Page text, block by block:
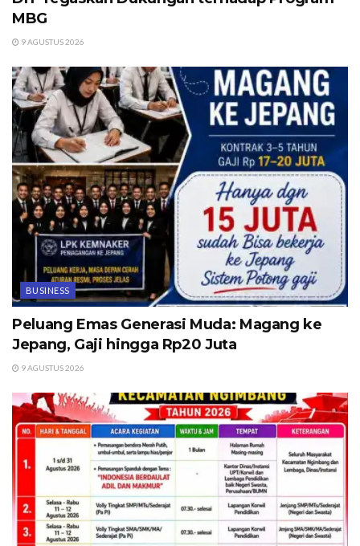
MBG
9 AGUSTUS 2026
BUSINESS
Peluang Emas Generasi Muda: Magang ke
Jepang, Gaji hingga Rp20 Juta
9 AGUSTUS 2026